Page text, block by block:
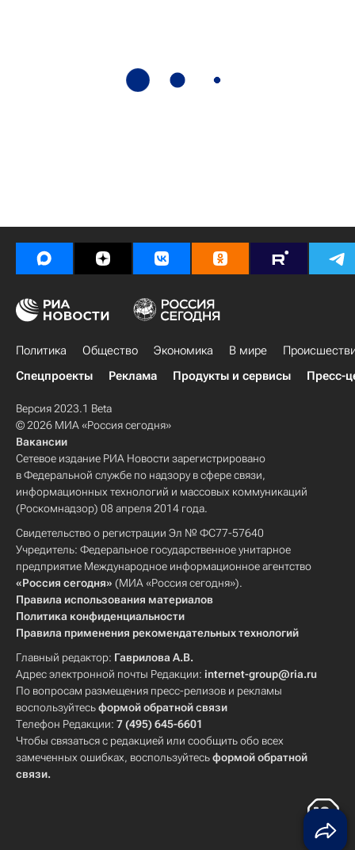
Политика Общество Экономика В мире
Спецпроекты
Реклама Продукты и сервисы Пресс-
Версия 2023.1 Beta
© 2026 МИА «Россия сегодня»
Вакансии
Сетевое издание РИА Новости зарегистрировано
в Федеральной службе по надзору в сфере связи,
информационных технологий и массовых коммуникаций
(Роскомнадзор) 08 апреля 2014 года.
Свидетельство о регистрации Эл № ФС77-57640
Учредитель: Федеральное государственное унитарное
предприятие Международное информационное агентство
«Россия сегодня» (МИА «Россия сегодня»).
Правила использования материалов
Политика конфиденциальности
Правила применения рекомендательных технологий
Главный редактор: Гаврилова А.В.
Адрес электронной почты Редакции: internet-group@ria.ru
По вопросам размещения пресс-релизов и рекламы
воспользуйтесьформой обратной связи
Телефон Редакции: 7 (495) 645-6601
Чтобы связаться с редакцией или сообщить обо всех
замеченных ошибках, воспользуйтесьформой обратной
связи.